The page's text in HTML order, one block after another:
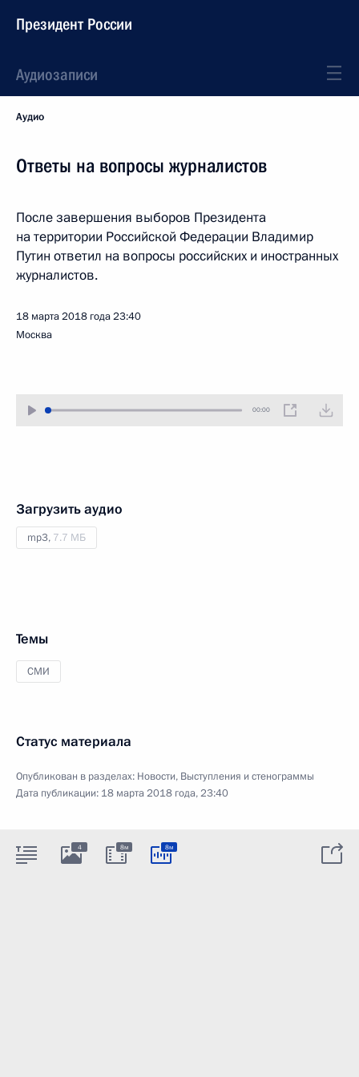
Президент России
Аудиозаписи
Аудио
Ответы на вопросы журналистов
После завершения выборов Президента
на территории Российской Федерации Владимир
Путин ответил на вопросы российских и иностранных
журналистов.
18 марта 2018 года23:40
Москва
00:00
Загрузить аудио
mp3, 7.7 МБ
Темы
СМИ
Статус материала
Опубликован в разделах: Новости, Выступления и стенограммы
Дата публикации: 18 марта 2018 года, 23:40
4 8м 8м